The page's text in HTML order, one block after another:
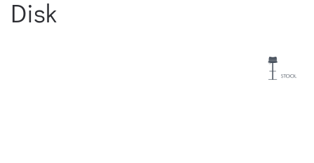
Disk